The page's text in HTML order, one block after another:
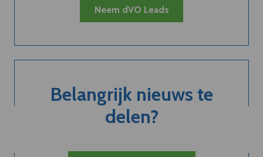
Neem dVO Leads
Belangrijk nieuws te
delen?